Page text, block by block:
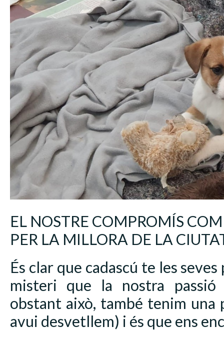
EL NOSTRE COMPROMÍS
PER LA MILLORA DE LA
És clar que cadascú te les
misteri que la nostra
obstant això, també tenim una
avui desvetllem) i és que ens